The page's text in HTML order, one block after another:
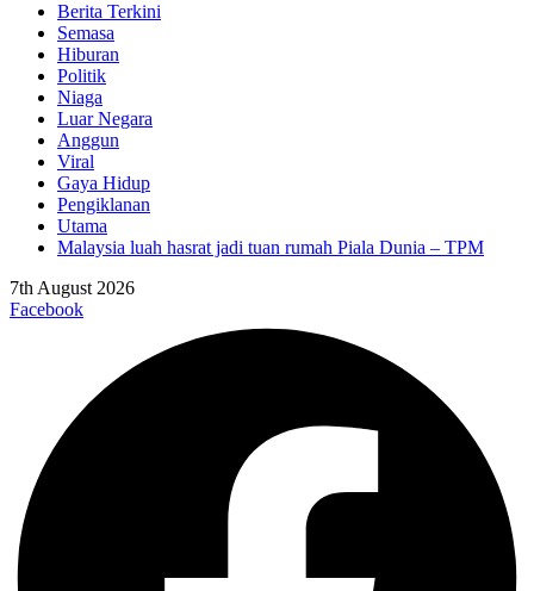
Berita Terkini
Semasa
Hiburan
Politik
Niaga
Luar Negara
Anggun
Viral
Gaya Hidup
Pengiklanan
Utama
Malaysia luah hasrat jadi tuan rumah Piala Dunia – TPM
7th August 2026
Facebook